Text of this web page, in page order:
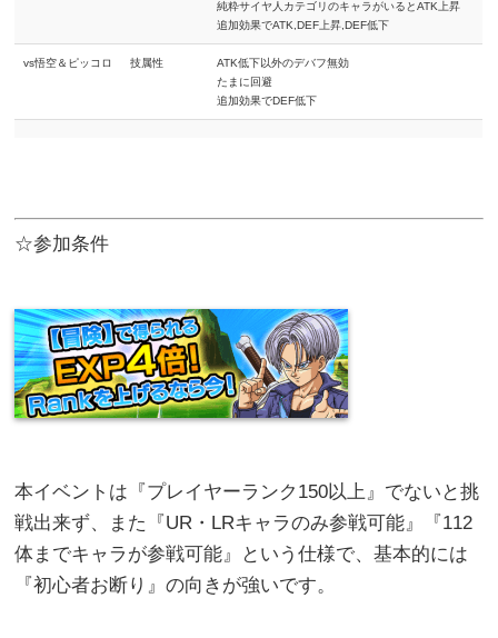
純粋サイヤ人カテゴリのキャラがいるとATK上昇
追加効果でATK,DEF上昇,DEF低下
vs悟空＆ピッコロ 技属性
ATK低下以外のデバフ無効
たまに回避
追加効果でDEF低下
☆参加条件
本イベントは『プレイヤーランク150以上』でないと挑
戦出来ず、また『UR・LRキャラのみ参戦可能』『112
体までキャラが参戦可能』という仕様で、基本的には
『初心者お断り』の向きが強いです。